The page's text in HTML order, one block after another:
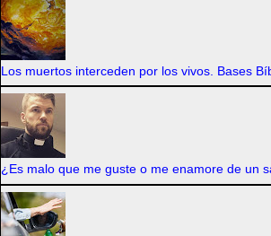
Los muertos interceden por los vivos. Bases
¿Es malo que me guste o me enamore de un